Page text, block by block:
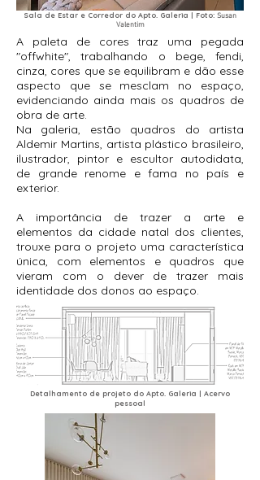
Sala de Estar e Corredor do Apto. Galeria | Foto: Susan
Valentim
A paleta de cores traz uma pegada
"offwhite", trabalhando o bege, fendi,
cinza, cores que se equilibram e dão esse
aspecto que se mesclam no espaço,
evidenciando ainda mais os quadros de
obra de arte.
Na galeria, estão quadros do artista
Aldemir Martins, artista plástico brasileiro,
ilustrador, pintor e escultor autodidata,
de grande renome e fama no país e
exterior.
A importância de trazer a arte e
elementos da cidade natal dos clientes,
trouxe para o projeto uma característica
única, com elementos e quadros que
vieram com o dever de trazer mais
identidade dos donos ao espaço.
Detalhamento de projeto do Apto. Galeria | Acervo
pessoal